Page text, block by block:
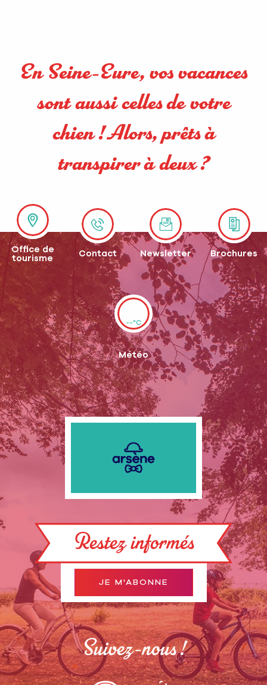
En Seine-Eure, vos vacances
sont aussi celles de votre
chien ! Alors, prêts à
transpirer à deux ?
Office de
tourisme
Contact Newsletter Brochures
--°C
Météo
Restez informés
JE M'ABONNE
Suivez-nous !